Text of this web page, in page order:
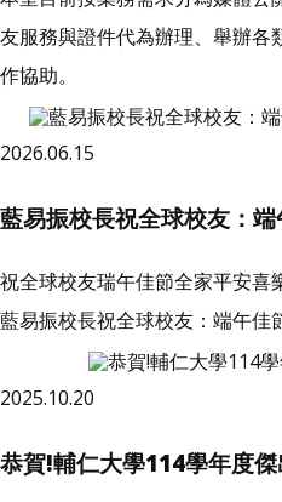
友服務與證件代為辦理、舉辦各
作協助。
2026.06.15
藍易振校長祝全球校友：
祝全球校友瑞午佳節全家平安喜
藍易振校長祝全球校友：端午佳
2025.10.20
恭賀!輔仁大學114學年度